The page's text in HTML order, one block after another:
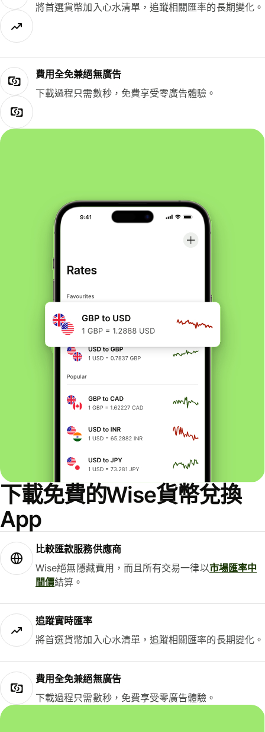
將首選貨幣加入心水清單，追蹤相關匯率的長期變化。
費用全免兼絕無廣告
下載過程只需數秒，免費享受零廣告體驗。
下載免費的Wise貨幣兌換
App
比較匯款服務供應商
Wise絕無隱藏費用，而且所有交易一律以市場匯率中
間價結算。
追蹤實時匯率
將首選貨幣加入心水清單，追蹤相關匯率的長期變化。
費用全免兼絕無廣告
下載過程只需數秒，免費享受零廣告體驗。